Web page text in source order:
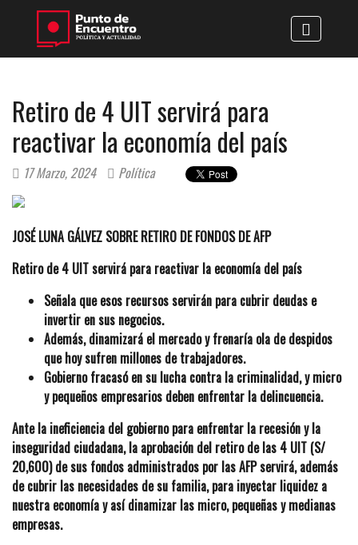
Retiro de 4 UIT servirá para
reactivar la economía del país
17 Marzo, 2024 Política
JOSÉ LUNA GÁLVEZ SOBRE RETIRO DE FONDOS DE AFP
Retiro de 4 UIT servirá para reactivar la economía del país
Señala que esos recursos servirán para cubrir deudas e
invertir en sus negocios.
Además, dinamizará el mercado y frenaría ola de despidos
que hoy sufren millones de trabajadores.
Gobierno fracasó en su lucha contra la criminalidad, y micro
y pequeños empresarios deben enfrentar la delincuencia.
Ante la ineficiencia del gobierno para enfrentar la recesión y la
inseguridad ciudadana, la aprobación del retiro de las 4 UIT (S/
20,600) de sus fondos administrados por las AFP servirá, además
de cubrir las necesidades de su familia, para inyectar liquidez a
nuestra economía y así dinamizar las micro, pequeñas y medianas
empresas.